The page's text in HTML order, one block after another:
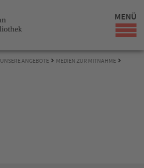
MENÜ
UNSERE ANGEBOTE
MEDIEN ZUR MITNAHME